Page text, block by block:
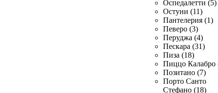
Оспедалетти (5)
Остуни (11)
Пантелерия (1)
Певеро (3)
Перуджа (4)
Пескара (31)
Пиза (18)
Пиццо Калабро
Позитано (7)
Порто Санто
Стефано (18)